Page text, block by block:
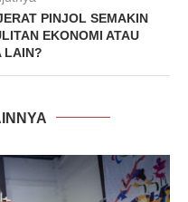
PINJOL SEMAKIN
EKONOMI ATAU
LAIN?